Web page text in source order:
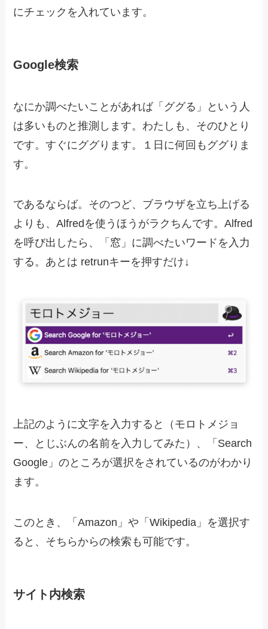
にチェックを入れています。
Google検索
なにか調べたいことがあれば「ググる」という人
は多いものと推測します。わたしも、そのひとり
です。すぐにググります。１日に何回もググりま
す。
であるならば。そのつど、ブラウザを立ち上げる
よりも、Alfredを使うほうがラクちんです。Alfred
を呼び出したら、「窓」に調べたいワードを入力
する。あとは retrunキーを押すだけ↓
上記のように文字を入力すると（モロトメジョ
ー、とじぶんの名前を入力してみた）、「Search
Google」のところが選択をされているのがわかり
ます。
このとき、「Amazon」や「Wikipedia」を選択す
ると、そちらからの検索も可能です。
サイト内検索